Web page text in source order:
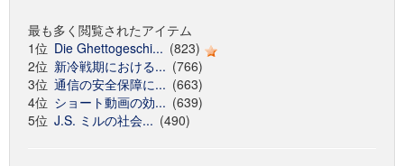
最も多く閲覧されたアイテム
1位 Die Ghettogeschi... (823)
2位 新冷戦期における... (766)
3位 通信の安全保障に... (663)
4位 ショート動画の効... (639)
5位 J.S. ミルの社会... (490)